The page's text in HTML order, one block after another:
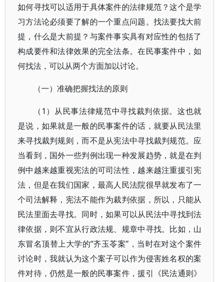
如何寻找可以适用于具体案件的法律规范？这个是学
习方法论必须要了解的一个重点问题。找法要找大前
提，什么是大前提？与案件事实具有对应性的包括了
构成要件和法律效果的完全法条。在民事案件中，如
何找法，可以从两个方面加以讨论。
（一）准确把握找法的原则
（1）从民事法律规范中寻找裁判依据。这也就
是说，如果就是一般的民事案件的话，就要从民法里
来寻找裁判规则，而不是从宪法中寻找裁判规范。应
当看到，国外一些判例出现一种发展趋势，就是在判
例中越来越重视宪法的可司法性，越来越注重援引宪
法，但是在我们国家，最高人民法院很早就发布了一
个司法解释，宪法不能作为裁判依据，所以，只能从
民法里面去寻找。同时，如果可以从民法中寻找到法
律依据，则不宜从行政法规、规章中寻找。比如，山
东冒名顶替上大学的“齐玉苓案”，当时在对这个案件
讨论时，我就认为这个案子可以作为侵害姓名权的案
件对待，仍然是一般的民事案件，援引《民法通则》